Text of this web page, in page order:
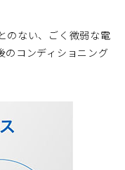
のない、ごく微弱な電
のコンディショニング